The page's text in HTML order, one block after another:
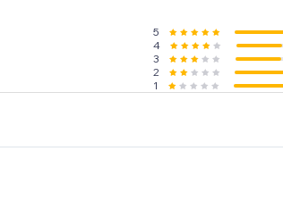
5
4
3
2
1